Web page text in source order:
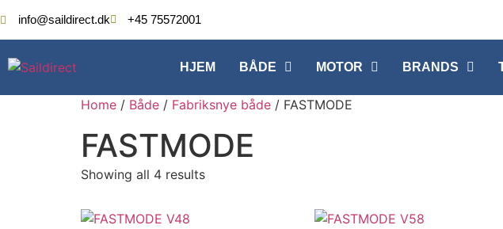
info@saildirect.dk +45 75572001
HJEM BÅDE MOTOR BRANDS
Home / Både / Fabriksnye både / FASTMODE
FASTMODE
Showing all 4 results